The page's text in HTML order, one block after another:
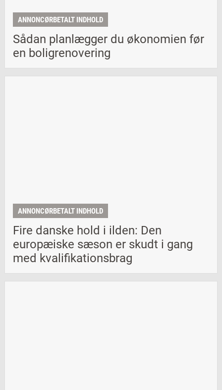
ANNONCØRBETALT INDHOLD
Sådan planlægger du økonomien før
en boligrenovering
ANNONCØRBETALT INDHOLD
Fire danske hold i ilden: Den
europæiske sæson er skudt i gang
med kvalifikationsbrag